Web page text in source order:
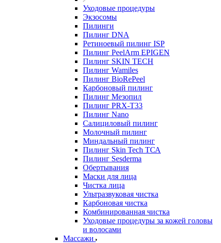
Уходовые процедуры
Экзосомы
Пилинги
Пилинг DNA
Ретиноевый пилинг ISP
Пилинг PeelArm EPIGEN
Пилинг SKIN TECH
Пилинг Wamiles
Пилинг BioRePeel
Карбоновый пилинг
Пилинг Мезопил
Пилинг PRX-T33
Пилинг Nano
Салициловый пилинг
Молочный пилинг
Миндальный пилинг
Пилинг Skin Tech ТСА
Пилинг Sesderma
Обертывания
Маски для лица
Чистка лица
Ультразвуковая чистка
Карбоновая чистка
Комбинированная чистка
Уходовые процедуры за кожей головы
и волосами
Массажи